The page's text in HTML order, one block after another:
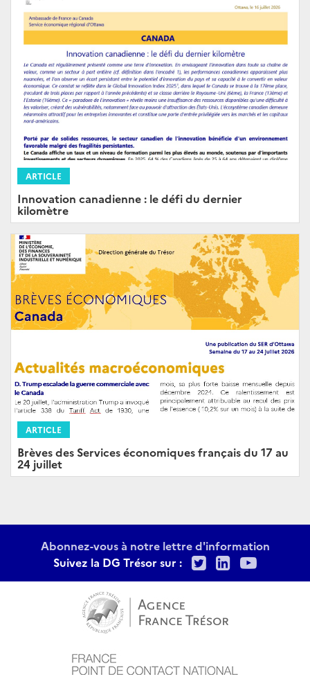
ARTICLE
Innovation canadienne : le défi du dernier
kilomètre
ARTICLE
Brèves des Services économiques français du 17 au
24 juillet
Abonnez-vous à notre lettre d'information
Suivez la DG Trésor sur :
TwitterLinkedIn